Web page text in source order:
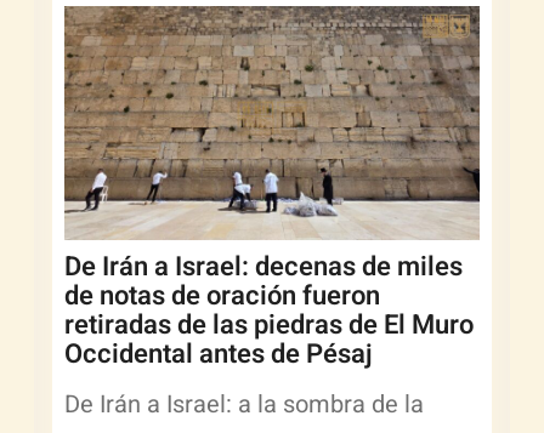
De Irán a Israel: decenas de miles
de notas de oración fueron
retiradas de las piedras de El Muro
Occidental antes de Pésaj
De Irán a Israel: a la sombra de la